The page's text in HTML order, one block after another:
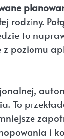
rodziny.
to
poziomu
To
i